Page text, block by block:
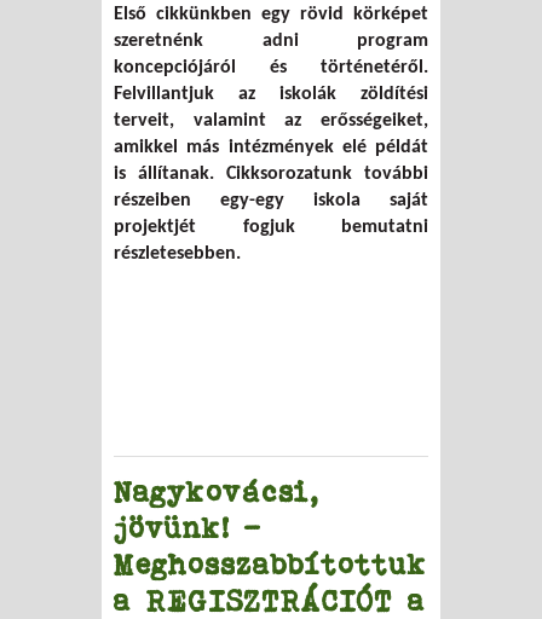
Első cikkünkben egy rövid körképet
szeretnénk adni program
koncepciójáról és történetéről.
Felvillantjuk az iskolák zöldítési
terveit, valamint az erősségeiket,
amikkel más intézmények elé példát
is állítanak. Cikksorozatunk további
részeiben egy-egy iskola saját
projektjét fogjuk bemutatni
részletesebben.
Nagykovácsi,
jövünk! –
Meghosszabbítottuk
a REGISZTRÁCIÓT a